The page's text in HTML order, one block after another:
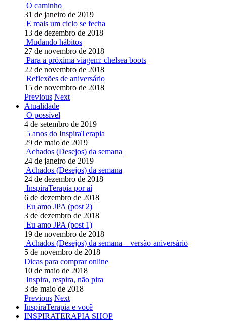
O caminho
31 de janeiro de 2019
E mais um ciclo se fecha
13 de dezembro de 2018
Mudando hábitos
27 de novembro de 2018
Para a próxima viagem: chelsea boots
22 de novembro de 2018
Reflexões de aniversário
15 de novembro de 2018
Previous Next
Atualidade
O possível
4 de setembro de 2019
5 anos do InspiraTerapia
29 de maio de 2019
Achados (Desejos) da semana
24 de janeiro de 2019
Achados (Desejos) da semana
24 de dezembro de 2018
InspiraTerapia por aí
6 de dezembro de 2018
Eu amo JPA (post 2)
3 de dezembro de 2018
Eu amo JPA (post 1)
19 de novembro de 2018
Achados (Desejos) da semana – versão aniversário
5 de novembro de 2018
Dicas para comprar online
10 de maio de 2018
Inspira, respira, não pira
3 de maio de 2018
Previous Next
InspiraTerapia e você
INSPIRATERAPIA SHOP